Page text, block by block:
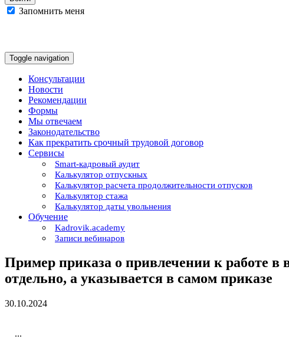
Запомнить меня
Toggle navigation
Консультации
Новости
Рекомендации
Формы
Мы отвечаем
Законодательство
Как прекратить срочный трудовой договор
Сервисы
Smart-кадровый аудит
Калькулятор отпускных
Калькулятор расчета продолжительности отпусков
Калькулятор стажа
Калькулятор даты увольнения
Обучение
Kadrovik.academy
Записи вебинаров
Пример приказа о привлечении к работе в
отдельно, а указывается в самом приказе
30.10.2024
...